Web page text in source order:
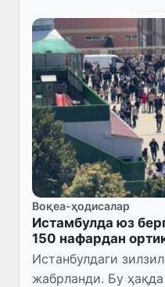
Воқеа-ҳодисалар
Истамбулда юз
150 нафардан
Истанбулдаги
жабрланди. Бу